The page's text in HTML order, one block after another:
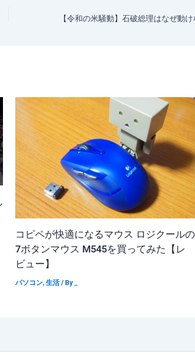
コピペが快適になるマウス ロジクールの
7ボタンマウス M545を買ってみた【レ
ビュー】
パソコン,生活/ By